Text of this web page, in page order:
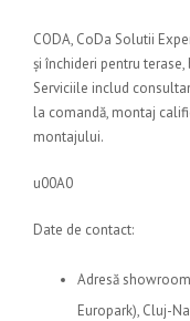
CODA, CoDa Solutii
și închideri pentru
Serviciile includ
la comandă, montaj
montajului.
u00A0
Date de contact:
Adresă
Europark), Cluj-